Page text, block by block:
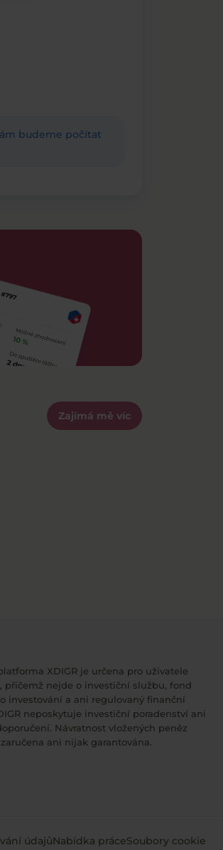
budeme počítat
Zajímá mě víc
XDIGR je určena pro uživatele
přičemž nejde o investiční službu, fond
investování a ani regulovaný finanční
neposkytuje investiční poradenství ani
Návratnost vložených peněz
ani nijak garantována.
údajůNabídka práceSoubory cookie